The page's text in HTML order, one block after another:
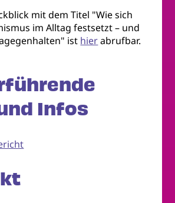
mit dem Titel "Wie sich
im Alltag festsetzt – und
ist hierabrufbar.
Infos